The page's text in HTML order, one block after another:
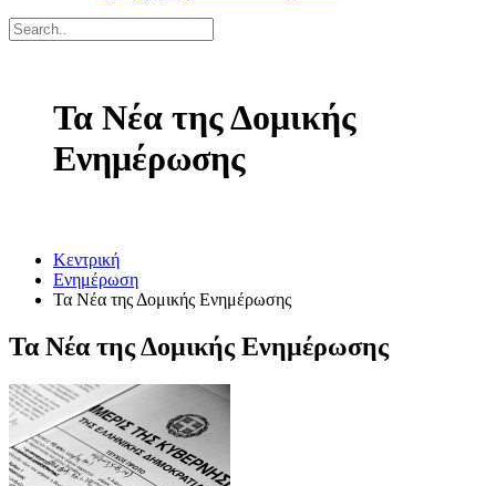
Τα Νέα της Δομικής
Ενημέρωσης
Κεντρική
Ενημέρωση
Τα Νέα της Δομικής Ενημέρωσης
Τα Νέα της Δομικής Ενημέρωσης